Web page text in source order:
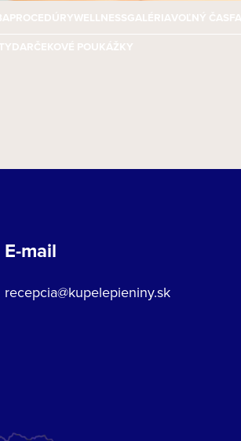
PROCEDÚRYWELLNESSGALÉRIAVOĽNÝ ČAS
DARČEKOVÉ POUKÁŽKY
E-mail
recepcia@kupelepieniny.sk